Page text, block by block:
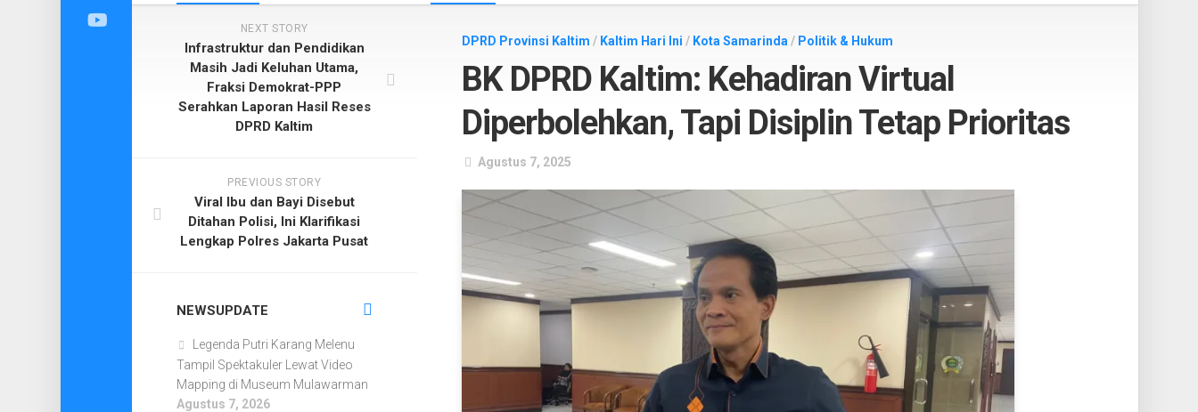
DPRD Provinsi Kaltim / Kaltim Hari Ini / Kota Samarinda / Politik & Hukum
BK DPRD Kaltim: Kehadiran Virtual
Diperbolehkan, Tapi Disiplin Tetap Prioritas
Agustus 7, 2025
NEXT STORY
Infrastruktur dan Pendidikan
Masih Jadi Keluhan Utama,
Fraksi Demokrat-PPP
Serahkan Laporan Hasil Reses
DPRD Kaltim
PREVIOUS STORY
Viral Ibu dan Bayi Disebut
Ditahan Polisi, Ini Klarifikasi
Lengkap Polres Jakarta Pusat
NEWSUPDATE
Legenda Putri Karang Melenu
Tampil Spektakuler Lewat Video
Mapping di Museum Mulawarman
Agustus 7, 2026